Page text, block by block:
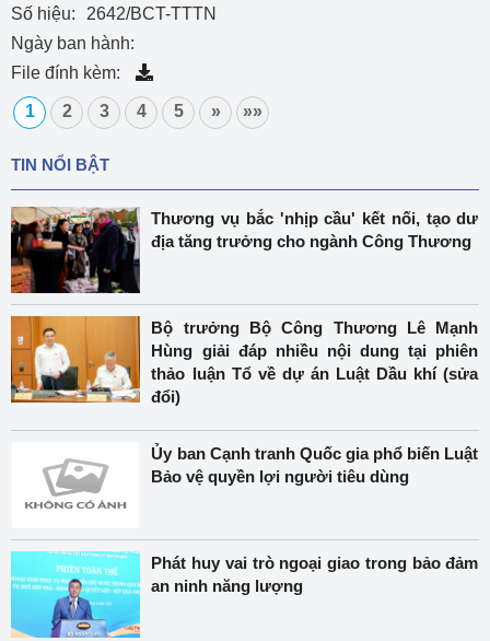
Số hiệu:
2642/BCT-TTTN
Ngày ban hành:
File đính kèm:
1 2 3 4 5 » »»
TIN NỔI BẬT
Thương vụ bắc 'nhịp cầu' kết nối, tạo dư
địa tăng trưởng cho ngành Công Thương
Bộ trưởng Bộ Công Thương Lê Mạnh
Hùng giải đáp nhiều nội dung tại phiên
thảo luận Tổ về dự án Luật Dầu khí (sửa
đổi)
Ủy ban Cạnh tranh Quốc gia phổ biến Luật
Bảo vệ quyền lợi người tiêu dùng
Phát huy vai trò ngoại giao trong bảo đảm
an ninh năng lượng